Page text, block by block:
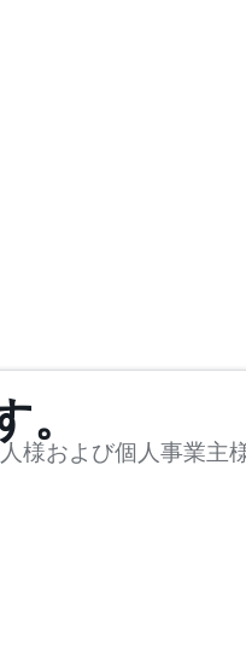
および個人事業主